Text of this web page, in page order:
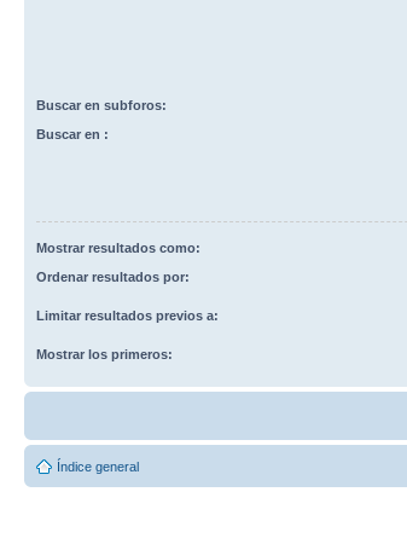
Buscar en subforos:
Buscar en :
Mostrar resultados como:
Ordenar resultados por:
Limitar resultados previos a:
Mostrar los primeros:
Índice general